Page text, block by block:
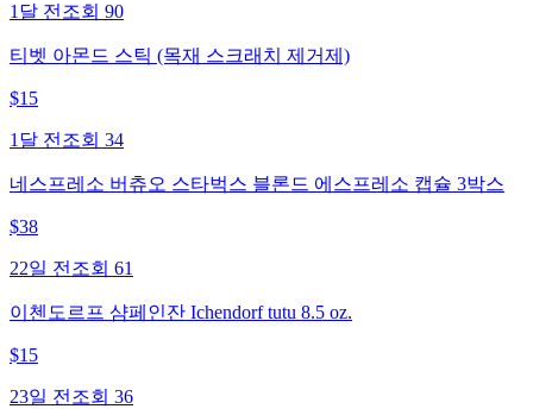
1달 전 조회 90
티벳 아몬드 스틱 (목재 스크래치 제거제)
$15
1달 전 조회 34
네스프레소 버츄오 스타벅스 블론드 에스프레소 캡슐 3박스
$38
22일 전 조회 61
이첸도르프 샴페인잔 Ichendorf tutu 8.5 oz.
$15
23일 전 조회 36